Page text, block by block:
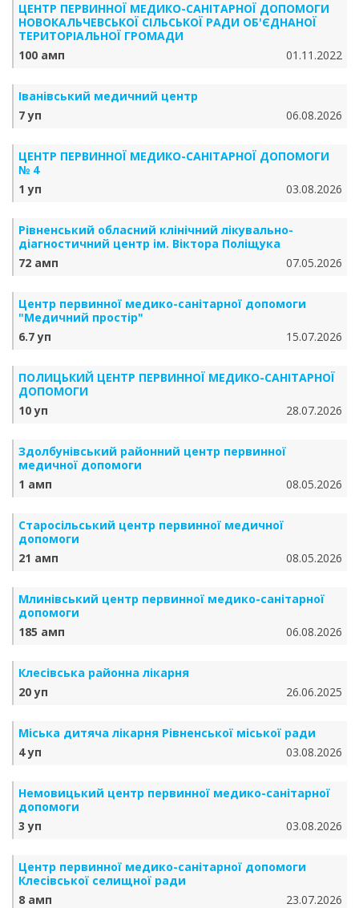
ЦЕНТР ПЕРВИННОЇ МЕДИКО-САНІТАРНОЇ ДОПОМОГИ
НОВОКАЛЬЧЕВСЬКОЇ СІЛЬСЬКОЇ РАДИ ОБ'ЄДНАНОЇ
ТЕРИТОРІАЛЬНОЇ ГРОМАДИ
100 амп
01.11.2022
Іванівський медичний центр
7 уп
06.08.2026
ЦЕНТР ПЕРВИННОЇ МЕДИКО-САНІТАРНОЇ ДОПОМОГИ
№ 4
1 уп
03.08.2026
Рівненський обласний клінічний лікувально-
діагностичний центр ім. Віктора Поліщука
72 амп
07.05.2026
Центр первинної медико-санітарної допомоги
"Медичний простір"
6.7 уп
15.07.2026
ПОЛИЦЬКИЙ ЦЕНТР ПЕРВИННОЇ МЕДИКО-САНІТАРНОЇ
ДОПОМОГИ
10 уп
28.07.2026
Здолбунівський районний центр первинної
медичної допомоги
1 амп
08.05.2026
Старосільський центр первинної медичної
допомоги
21 амп
08.05.2026
Млинівський центр первинної медико-санітарної
допомоги
185 амп
06.08.2026
Клесівська районна лікарня
20 уп
26.06.2025
Міська дитяча лікарня Рівненської міської ради
4 уп
03.08.2026
Немовицький центр первинної медико-санітарної
допомоги
3 уп
03.08.2026
Центр первинної медико-санітарної допомоги
Клесівської селищної ради
8 амп
23.07.2026